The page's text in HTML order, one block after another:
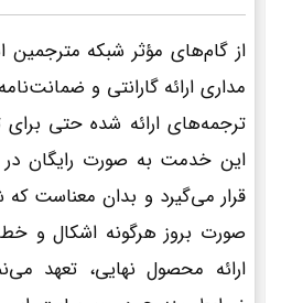
از گام‌های مؤثر شبکه مترجمین
مداری ارائه گارانتی و
ترجمه‌های ارائه شده حتی
این خدمت به صورت رایگان در
قرار می‌گیرد و بدان معناست
صورت بروز هرگونه اشکال و
ارائه محصول نهایی، تعهد